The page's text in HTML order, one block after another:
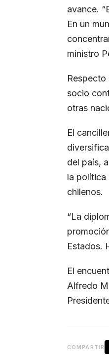
avance.
En un
ministro
socio
otras
El
del país,
la política
chilenos.
“La
Estados.
El
Alfredo
COMPARTIR